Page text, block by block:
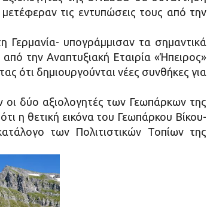
τις εντυπώσεις τους από την
υπογράμμισαν τα σημαντικά
την Αναπτυξιακή Εταιρία «Ήπειρος»
ότι δημιουργούνται νέες συνθήκες για
δύο αξιολογητές των Γεωπάρκων της
η θετική εικόνα του Γεωπάρκου Βίκου-
των Πολιτιστικών Τοπίων της